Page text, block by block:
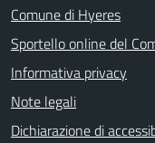
Comune di Hyeres
Sportello online del
Informativa privacy
Note legali
Dichiarazione di